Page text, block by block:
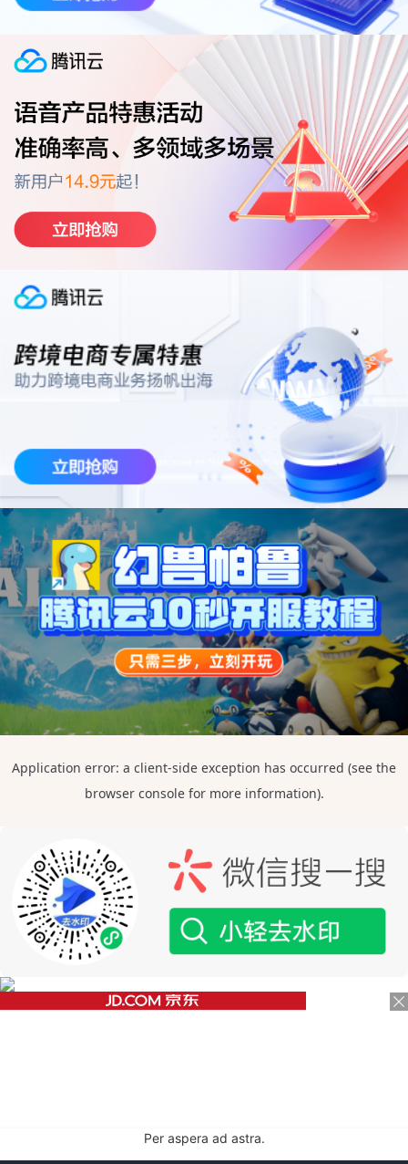
Per aspera ad astra.